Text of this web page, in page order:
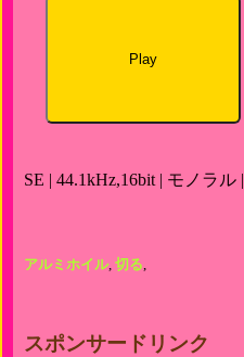
Play
SE | 44.1kHz,16bit | モノラル |
アルミホイル, 切る,
スポンサードリンク